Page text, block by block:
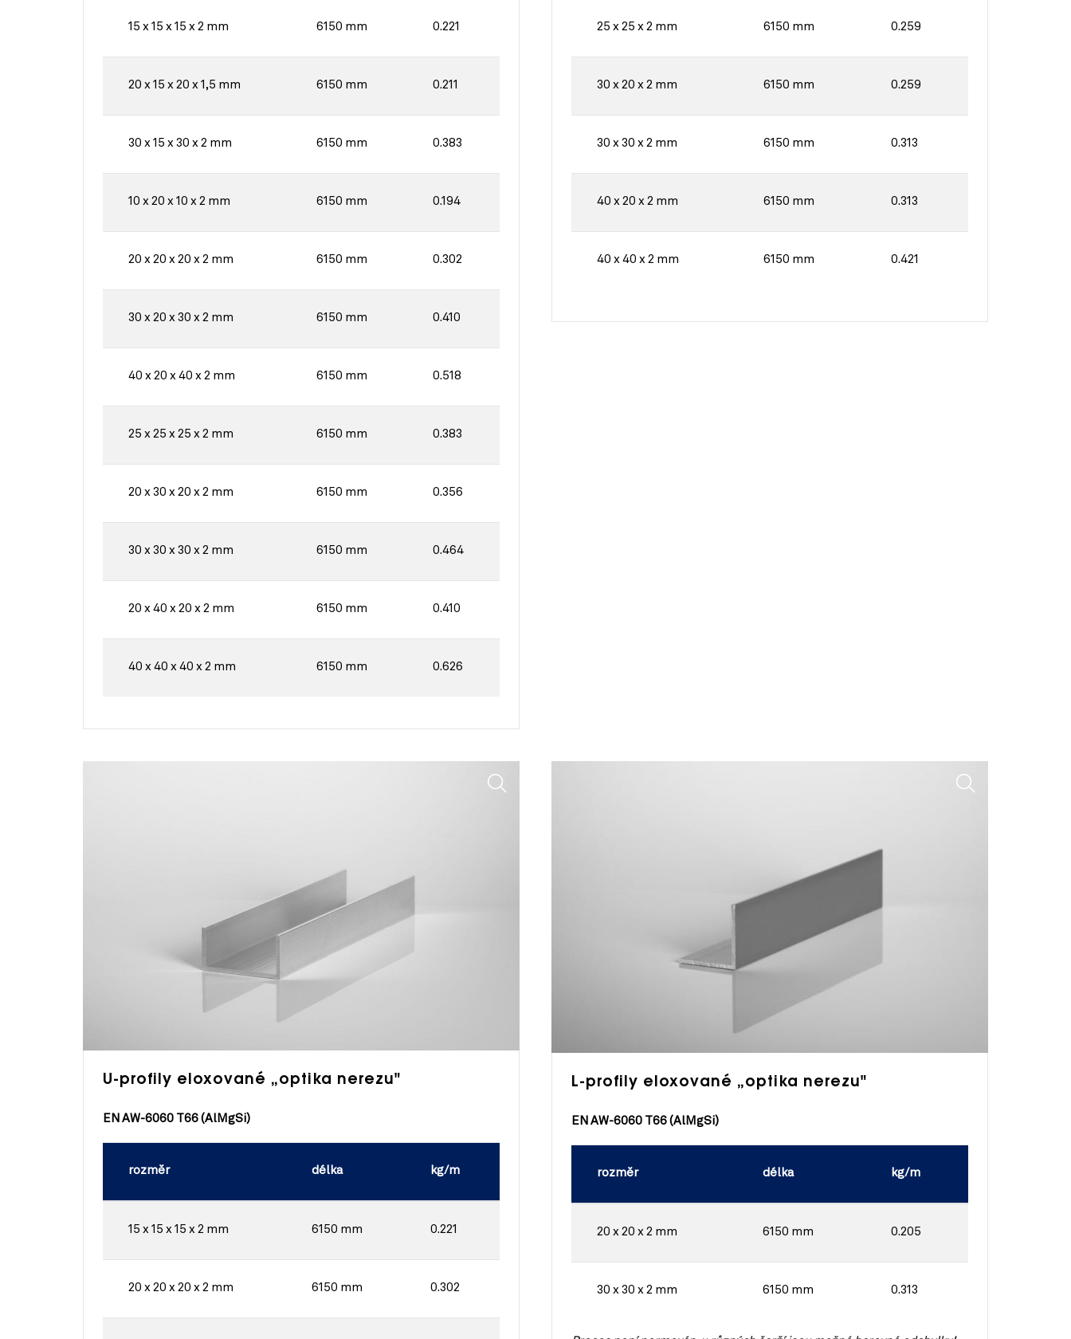
15 x 15 x 15 x 2 mm 6150 mm 0.221
20 x 15 x 20 x 1,5 mm 6150 mm 0.211
30 x 15 x 30 x 2 mm 6150 mm 0.383
10 x 20 x 10 x 2 mm 6150 mm 0.194
20 x 20 x 20 x 2 mm 6150 mm 0.302
30 x 20 x 30 x 2 mm 6150 mm 0.410
40 x 20 x 40 x 2 mm 6150 mm 0.518
25 x 25 x 25 x 2 mm 6150 mm 0.383
20 x 30 x 20 x 2 mm 6150 mm 0.356
30 x 30 x 30 x 2 mm 6150 mm 0.464
20 x 40 x 20 x 2 mm 6150 mm 0.410
40 x 40 x 40 x 2 mm 6150 mm 0.626
25 x 25 x 2 mm 6150 mm 0.259
30 x 20 x 2 mm 6150 mm 0.259
30 x 30 x 2 mm 6150 mm 0.313
40 x 20 x 2 mm 6150 mm 0.313
40 x 40 x 2 mm 6150 mm 0.421
U-profily eloxované „optika nerezu"
EN AW-6060 T66 (AlMgSi)
rozměr délka kg/m
15 x 15 x 15 x 2 mm 6150 mm 0.221
20 x 20 x 20 x 2 mm 6150 mm 0.302
L-profily eloxované „optika nerezu"
EN AW-6060 T66 (AlMgSi)
rozměr délka kg/m
20 x 20 x 2 mm 6150 mm 0.205
30 x 30 x 2 mm 6150 mm 0.313